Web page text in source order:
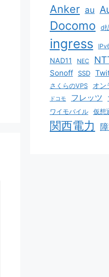
Anker au
Docomo d
ingress
NAD11 NEC
Sonoff SSD
さくらのVPS オン
ドコモ フレッツ
ワイモバイル
仮想
関西電力